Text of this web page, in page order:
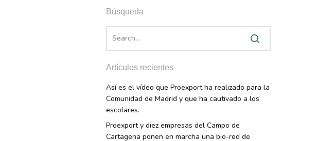
Búsqueda
Artículos recientes
Así es el vídeo que Proexport ha realizado para la
Comunidad de Madrid y que ha cautivado a los
escolares.
Proexport y diez empresas del Campo de
Cartagena ponen en marcha una bio-red de